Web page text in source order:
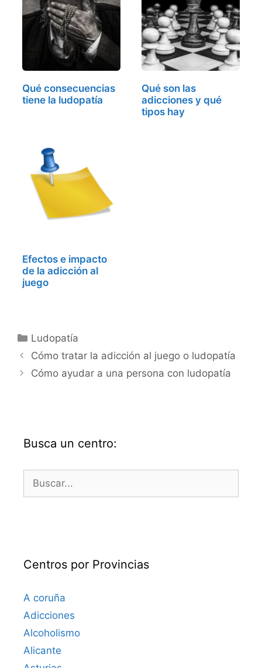
Qué consecuencias
tiene la ludopatía
Qué son las
adicciones y qué
tipos hay
Efectos e impacto
de la adicción al
juego
Categorías
Ludopatía
Cómo tratar la adicción al juego o ludopatía
Cómo ayudar a una persona con ludopatía
Busca un centro:
Buscar:
Centros por Provincias
A coruña
Adicciones
Alcoholismo
Alicante